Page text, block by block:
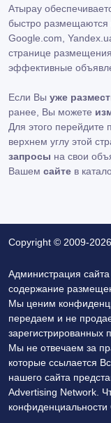
Атырау
быстро размещаются
Google.com,
странице
эффективные
Если Вы уже
ранее, Вы можете
Для этого перейдите
верхнем углу этой
запросы на свои
Вашем сайте в
Copyright © 2009-
Администрация сайта
содержание
Мы ценим
передаем и не
зарегистрированных
Мы не отвечаем за
которые ссылается
нашего сайта
Advertising Network.
конфиденциальности